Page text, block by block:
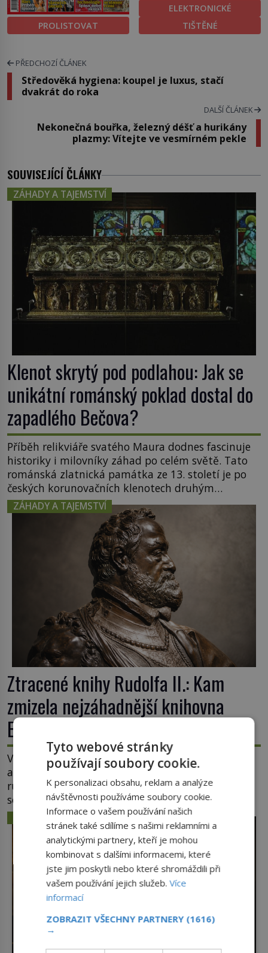
PROLISTOVAT
ELEKTRONICKÉ
TIŠTĚNÉ
PŘEDCHOZÍ ČLÁNEK
Středověká hygiena: koupel je luxus, stačí
dvakrát do roka
DALŠÍ ČLÁNEK
Nekonečná bouřka, železný déšť a hurikány
plazmy: Vítejte ve vesmírném pekle
SOUVISEJÍCÍ ČLÁNKY
ZÁHADY A TAJEMSTVÍ
Klenot skrytý pod podlahou: Jak se
unikátní románský poklad dostal do
zapadlého Bečova?
Příběh relikviáře svatého Maura dodnes fascinuje
historiky i milovníky záhad po celém světě. Tato
románská zlatnická památka ze 13. století je po
českých korunovačních klenotech druhým
nejcennějším movitým majetkem v České
republice. Přestože byl klenot v roce 1985 po
dramatickém pátrání kriminalistů úspěšně
nalezen, jeho minulost stále obestírá hustá mlha.
Otázky, jak přesně se tato […]
ZÁHADY A TAJEMSTVÍ
Ztracené knihy Rudolfa II.: Kam
zmizela nejzáhadnější knihovna
Evropy?
V komnatách Pražského hradu se třpytí křišťály,
astronomické přístroje i podivné alchymistické
rukopisy. Císař Rudolf II. shromažďuje vše, co
souvisí s tajemstvím přírody, hvězd i lidského
poznání. Jenže po jeho smrti se jeho slavné sbírky
začínají rozpadat a část z nich mizí navždy. Kdo
odnesl nejvzácnější knihy? A existují ještě někde
zapomenuté rukopisy, které nikdo […]
ZÁHADY A TAJEMSTVÍ
Tyto webové stránky
používají soubory cookie.
K personalizaci obsahu, reklam a analýze
návštěvnosti používáme soubory cookie.
Informace o vašem používání našich
stránek také sdílíme s našimi reklamními a
analytickými partnery, kteří je mohou
kombinovat s dalšími informacemi, které
jste jim poskytli nebo které shromáždili při
vašem používání jejich služeb.Více
informací
ZOBRAZIT VŠECHNY PARTNERY (1616)
→